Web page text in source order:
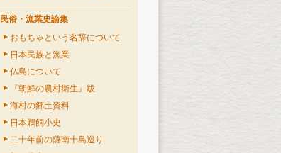
民俗・漁業史論集
おもちゃという名辞について
日本民族と漁業
仏島について
『朝鮮の農村衛生』跋
海村の郷土資料
日本鵜飼小史
二十年前の薩南十島巡り